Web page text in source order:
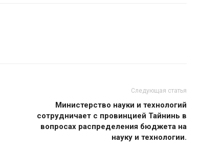
Следующая статья
Министерство науки и технологий
сотрудничает с провинцией Тайнинь в
вопросах распределения бюджета на
науку и технологии.